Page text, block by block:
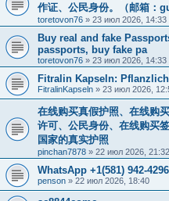
作证、公民身份。（邮箱：
toretovon76 » 23 июл 2026, 14:33
Buy real and fake
passports, buy fake pa
toretovon76 » 23 июл 2026, 14:33
Fitralin Kapseln:
FitralinKapseln » 23 июл 2026,
在线购买真假护照、在线购
许可、公民身份、在线购买
国家的真实护照
pinchan7878 » 22 июл 2026, 21:32
WhatsApp +1(581) 942-
penson » 22 июл 2026, 18:40